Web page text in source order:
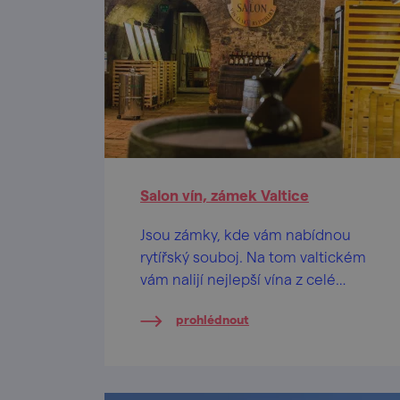
Salon vín, zámek Valtice
Jsou zámky, kde vám nabídnou
rytířský souboj. Na tom valtickém
vám nalijí nejlepší vína z celé
prohlédnout